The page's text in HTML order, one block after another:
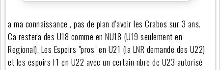
a ma connaissance , pas de plan d'avoir les Crabos sur 3 ans.
Ca restera des U18 comme en NU18 (U19 seulement en
Regional). Les Espoirs "pros" en U21 (la LNR demande des U22)
et les espoirs F1 en U22 avec un certain nbre de U23 autorisé